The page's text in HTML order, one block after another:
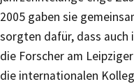
2005 gaben sie
sorgten dafür, dass auch
die Forscher am
die internationalen